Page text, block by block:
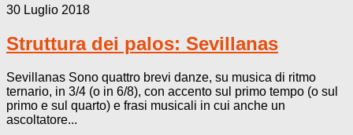
30 Luglio 2018
Struttura dei palos: Sevillanas
Sevillanas Sono quattro brevi danze, su musica di ritmo
ternario, in 3/4 (o in 6/8), con accento sul primo tempo (o sul
primo e sul quarto) e frasi musicali in cui anche un
ascoltatore...